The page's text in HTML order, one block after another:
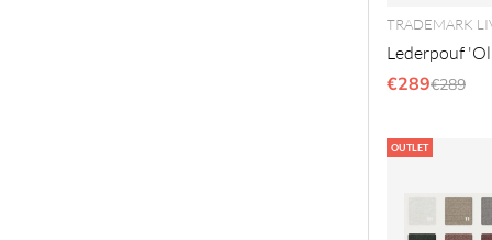
TRADEMARK
Lederpouf
€289€289
OUTLET